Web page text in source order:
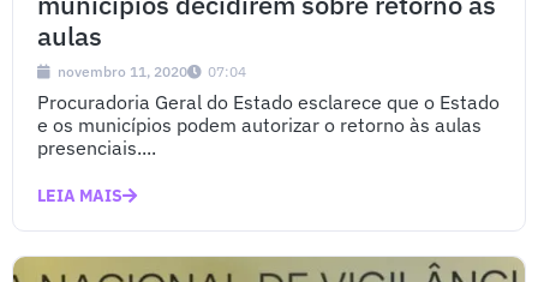
aulas
novembro 11, 2020 07:04
Procuradoria Geral do Estado esclarece que o Estado
e os municípios podem autorizar o retorno às aulas
presenciais....
LEIA MAIS